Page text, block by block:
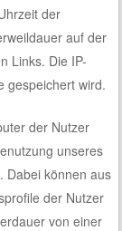
der
auf der
Links. Die IP-
gespeichert wird.
der Nutzer
unseres
Dabei können aus
der Nutzer
von einer